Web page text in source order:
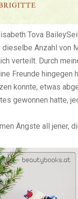
Tova Bailey
Anzahl von
verteilt. Durch
Freunde hingegen
konnte, etwas
gewonnen hatte,
Ängste all jener,